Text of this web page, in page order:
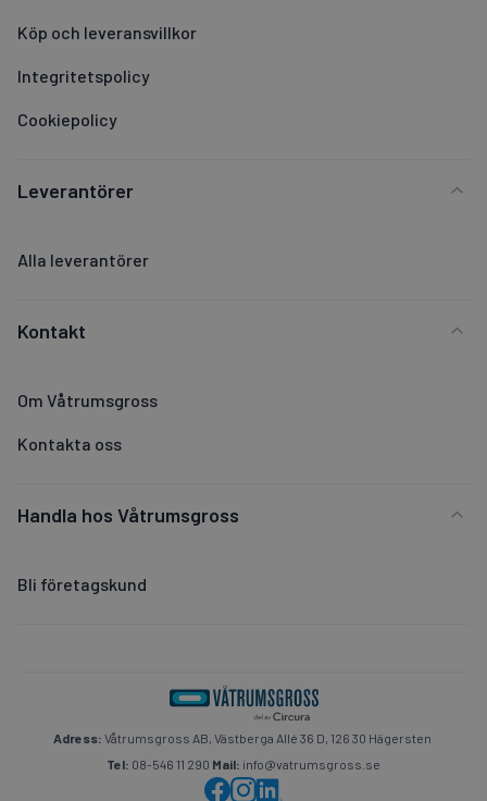
Köp och leveransvillkor
Integritetspolicy
Cookiepolicy
Leverantörer
Alla leverantörer
Kontakt
Om Våtrumsgross
Kontakta oss
Handla hos Våtrumsgross
Bli företagskund
Adress: Våtrumsgross AB, Västberga Allé 36 D, 126 30 Hägersten
Tel: 08-546 11 290 Mail: info@vatrumsgross.se